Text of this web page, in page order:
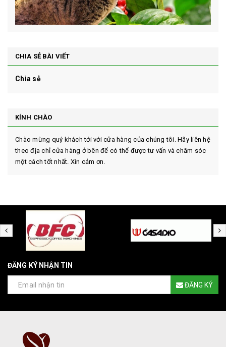
CHIA SẺ BÀI VIẾT
Chia sẻ
KÍNH CHÀO
Chào mừng quý khách tới với cửa hàng của chúng tôi. Hãy liên hệ
theo địa chỉ cửa hàng ở bên để có thể được tư vấn và chăm sóc
một cách tốt nhất. Xin cảm ơn.
ĐĂNG KÝ NHẬN TIN
ĐĂNG KÝ